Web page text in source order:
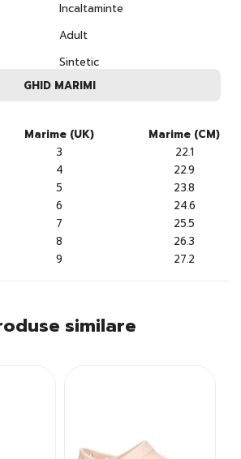
Incaltaminte
Adult
Sintetic
GHID MARIMI
Marime (UK)
Marime (CM)
3
22.1
4
22.9
5
23.8
6
24.6
7
25.5
8
26.3
9 27.2
similare